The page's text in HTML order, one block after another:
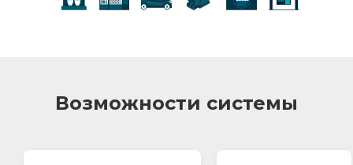
Возможности системы